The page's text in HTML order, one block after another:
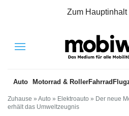
Zum Hauptinhalt
Menu
Auto Motorrad & RollerFahrrad
Zuhause » Auto » Elektroauto » Der neue
erhält das Umweltzeugnis